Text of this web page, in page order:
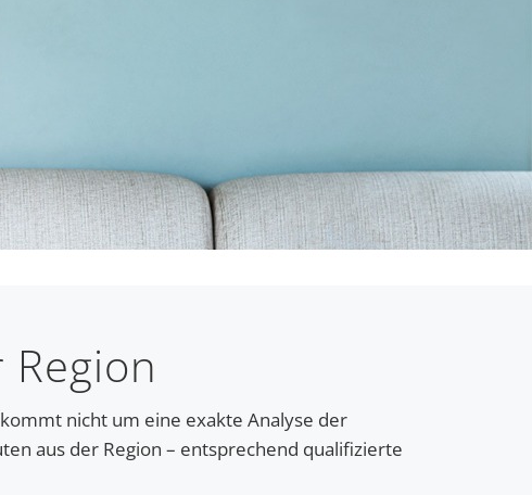
nicht um eine exakte Analyse der
aus der Region – entsprechend qualifizierte